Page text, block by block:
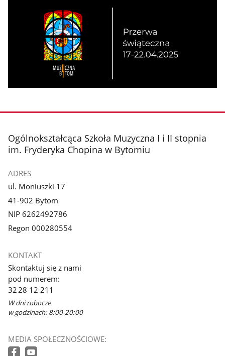
stopka
Ogólnokształcąca Szkoła Muzyczna I i II stopnia
im. Fryderyka Chopina w Bytomiu
ADRES
ul. Moniuszki 17
41-902 Bytom
NIP 6262492786
Regon 000280554
KONTAKT
Skontaktuj się z nami
pod numerem:
32 28 12 211
W dni robocze
w godzinach: 8:00-20:00
MEDIA SPOŁECZNOŚCIOWE: